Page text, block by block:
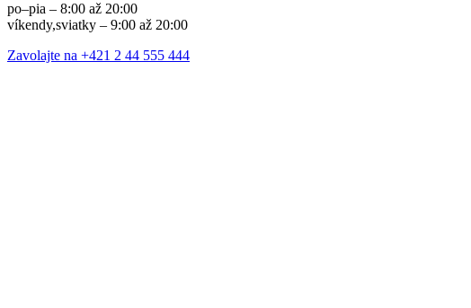
po–pia – 8:00 až 20:00
víkendy,sviatky – 9:00 až 20:00
Zavolajte na +421 2 44 555 444